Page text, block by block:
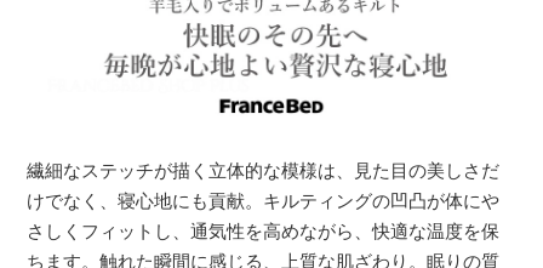
繊細なステッチが描く立体的な模様は、見た目の美しさだ
けでなく、寝心地にも貢献。キルティングの凹凸が体にや
さしくフィットし、通気性を高めながら、快適な温度を保
ちます。触れた瞬間に感じる、上質な肌ざわり。眠りの質